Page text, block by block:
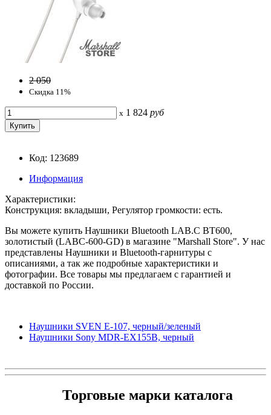
2 050
Скидка 11%
x 1 824 руб
Код: 123689
Информация
Характеристики:
Конструкция: вкладыши, Регулятор громкости: есть.
Вы можете купить Наушники Bluetooth LAB.C BT600,
золотистый (LABC-600-GD) в магазине "Marshall Store". У нас
представлены Наушники и Bluetooth-гарнитуры с
описаниями, а так же подробные характеристики и
фотографии. Все товары мы предлагаем с гарантией и
доставкой по России.
Наушники SVEN E-107, черный/зеленый
Наушники Sony MDR-EX155B, черный
Торговые марки каталога